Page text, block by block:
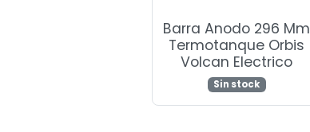
Barra Anodo 296 Mm
Termotanque Orbis
Volcan Electrico
Sin stock